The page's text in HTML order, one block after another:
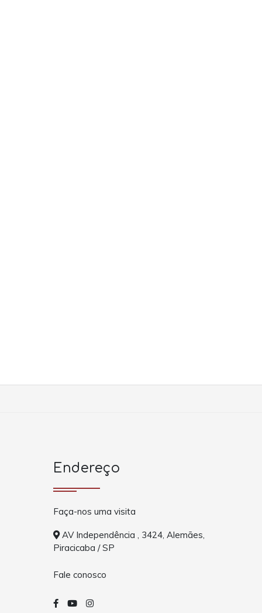
Endereço
Faça-nos uma visita
AV Independência , 3424, Alemães,
Piracicaba / SP
Fale conosco